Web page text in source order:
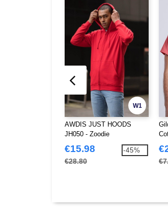
W1
AWDIS JUST HOODS
JH050 - Zoodie
€15.98
€28.80
-45%